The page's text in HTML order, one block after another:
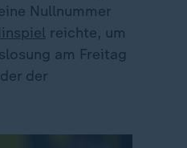
Nullnummer
reichte, um
am Freitag
der